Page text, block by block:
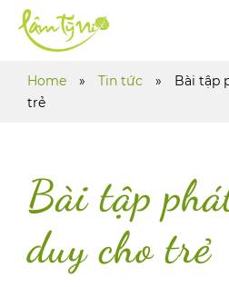
Home » Tin tức »
Bài tập
trẻ
Bài tập
duy cho trẻ